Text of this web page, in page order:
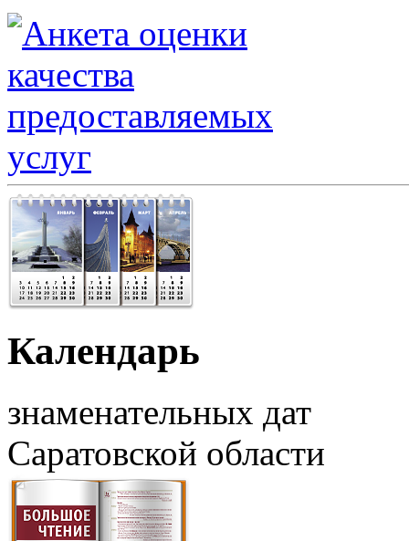
Календарь
знаменательных дат
Саратовской области